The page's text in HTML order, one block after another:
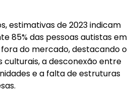
estimativas de 2023 indicam
85% das pessoas autistas em
do mercado, destacando o
a desconexão entre
e a falta de estruturas